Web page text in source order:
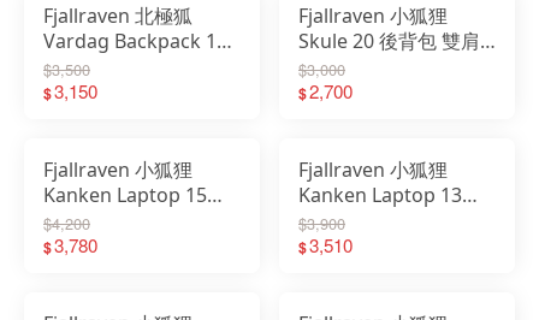
Fjallraven 北極狐
Vardag Backpack 17L
雙肩後背包 筆電包
23200300
$3,500
$3,150
Fjallraven 小狐狸
Skule 20 後背包 雙肩
包 13吋電腦包 23349
$3,000
$2,700
Fjallraven 小狐狸
Kanken Laptop 15吋
電腦背包 筆電後背包
書包 23524
$4,200
$3,780
Fjallraven 小狐狸
Kanken Laptop 13吋
電腦背包 後背包 書包
23523
$3,900
$3,510